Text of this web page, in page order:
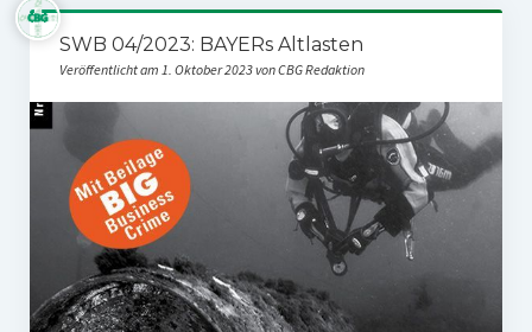
SWB 04/2023: BAYERs Altlasten
Veröffentlicht am 1. Oktober 2023 von CBG Redaktion